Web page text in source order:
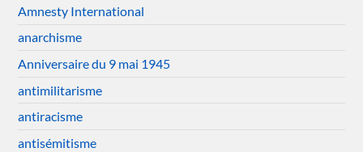
Amnesty International
anarchisme
Anniversaire du 9 mai 1945
antimilitarisme
antiracisme
antisémitisme